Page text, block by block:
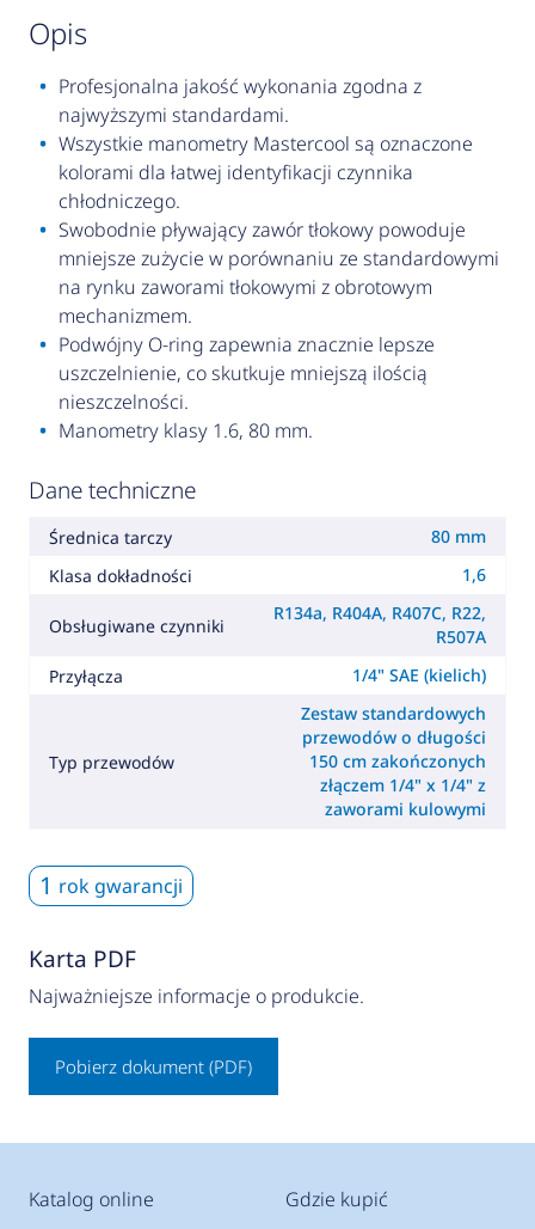
opis
Profesjonalna jakość wykonania zgodna z
najwyższymi standardami.
Wszystkie manometry Mastercool są oznaczone
kolorami dla łatwej identyfikacji czynnika
chłodniczego.
Swobodnie pływający zawór tłokowy powoduje
mniejsze zużycie w porównaniu ze standardowymi
na rynku zaworami tłokowymi z obrotowym
mechanizmem.
Podwójny O-ring zapewnia znacznie lepsze
uszczelnienie, co skutkuje mniejszą ilością
nieszczelności.
Manometry klasy 1.6, 80 mm.
Dane techniczne
Średnica tarczy
80 mm
Klasa dokładności
1,6
Obsługiwane czynniki
R134a, R404A, R407C, R22,
R507A
Przyłącza
1/4" SAE (kielich)
Typ przewodów
Zestaw standardowych
przewodów o długości
150 cm zakończonych
złączem 1/4" x 1/4" z
zaworami kulowymi
1 rok gwarancji
Karta PDF
Najważniejsze informacje o produkcie.
Pobierz dokument (PDF)
Katalog online Gdzie kupić